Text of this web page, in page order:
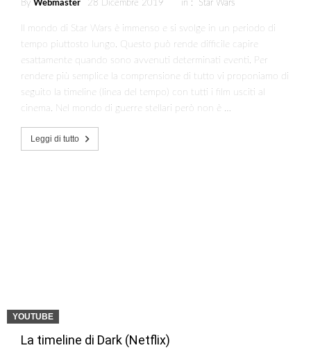
By Webmaster 28 Dicembre 2019 in : Star Wars
Il mondo di Star Wars è immenso e si svolge in un periodo di
tempo piuttosto lungo. Questo può rende difficile capire
esattamente quando sono avvenuti determinati eventi. Per
rendere più semplice la comprensione di tutto vi proponiamo di
seguito la timeline (linea del tempo) con tutti i film usciti al
cinema. Nel mondo di guerre stellari però non è …
Leggi di tutto
YOUTUBE
La timeline di Dark (Netflix)